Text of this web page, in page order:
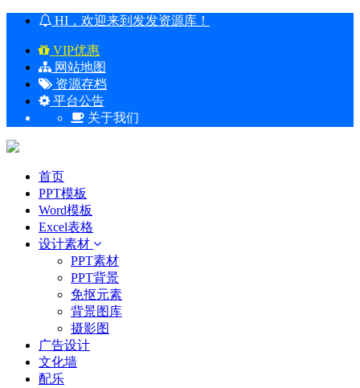
HI，欢迎来到发发资源库！
VIP优惠
网站地图
资源存档
平台公告
关于我们
首页
PPT模板
Word模板
Excel表格
设计素材
PPT素材
PPT背景
免抠元素
背景图库
摄影图
广告设计
文化墙
配乐